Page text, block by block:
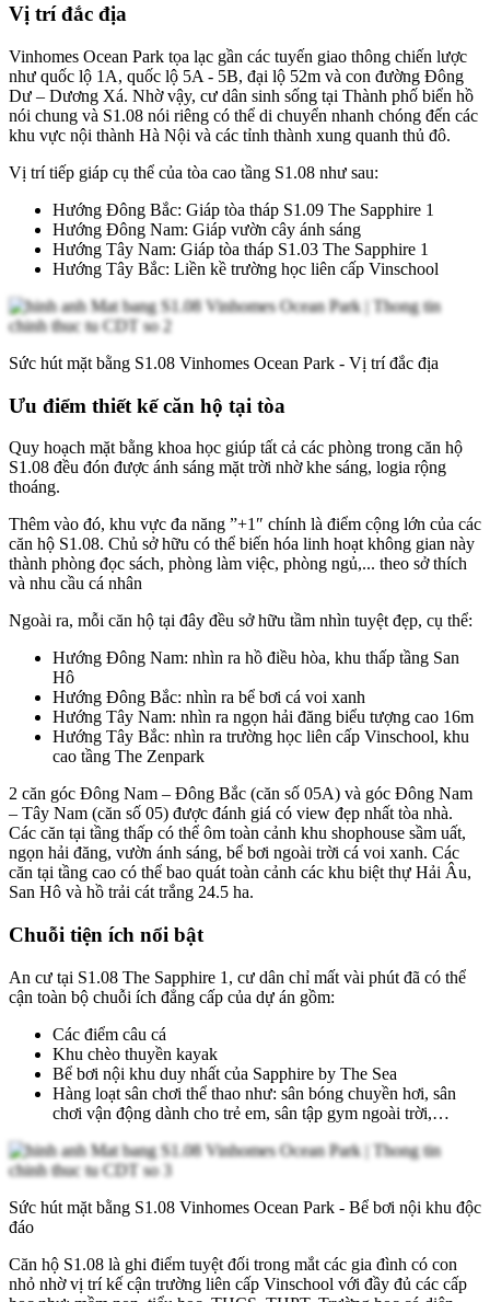
Vị trí đắc địa
Vinhomes Ocean Park tọa lạc gần các tuyến giao thông chiến lược
như quốc lộ 1A, quốc lộ 5A - 5B, đại lộ 52m và con đường Đông
Dư – Dương Xá. Nhờ vậy, cư dân sinh sống tại Thành phố biển hồ
nói chung và S1.08 nói riêng có thể di chuyển nhanh chóng đến các
khu vực nội thành Hà Nội và các tỉnh thành xung quanh thủ đô.
Vị trí tiếp giáp cụ thể của tòa cao tầng S1.08 như sau:
Hướng Đông Bắc: Giáp tòa tháp S1.09 The Sapphire 1
Hướng Đông Nam: Giáp vườn cây ánh sáng
Hướng Tây Nam: Giáp tòa tháp S1.03 The Sapphire 1
Hướng Tây Bắc: Liền kề trường học liên cấp Vinschool
Sức hút mặt bằng S1.08 Vinhomes Ocean Park - Vị trí đắc địa
Ưu điểm thiết kế căn hộ tại tòa
Quy hoạch mặt bằng khoa học giúp tất cả các phòng trong căn hộ
S1.08 đều đón được ánh sáng mặt trời nhờ khe sáng, logia rộng
thoáng.
Thêm vào đó, khu vực đa năng ”+1″ chính là điểm cộng lớn của các
căn hộ S1.08. Chủ sở hữu có thể biến hóa linh hoạt không gian này
thành phòng đọc sách, phòng làm việc, phòng ngủ,... theo sở thích
và nhu cầu cá nhân
Ngoài ra, mỗi căn hộ tại đây đều sở hữu tầm nhìn tuyệt đẹp, cụ thể:
Hướng Đông Nam: nhìn ra hồ điều hòa, khu thấp tầng San
Hô
Hướng Đông Bắc: nhìn ra bể bơi cá voi xanh
Hướng Tây Nam: nhìn ra ngọn hải đăng biểu tượng cao 16m
Hướng Tây Bắc: nhìn ra trường học liên cấp Vinschool, khu
cao tầng The Zenpark
2 căn góc Đông Nam – Đông Bắc (căn số 05A) và góc Đông Nam
– Tây Nam (căn số 05) được đánh giá có view đẹp nhất tòa nhà.
Các căn tại tầng thấp có thể ôm toàn cảnh khu shophouse sầm uất,
ngọn hải đăng, vườn ánh sáng, bể bơi ngoài trời cá voi xanh. Các
căn tại tầng cao có thể bao quát toàn cảnh các khu biệt thự Hải Âu,
San Hô và hồ trải cát trắng 24.5 ha.
Chuỗi tiện ích nổi bật
An cư tại S1.08 The Sapphire 1, cư dân chỉ mất vài phút đã có thể
cận toàn bộ chuỗi ích đẳng cấp của dự án gồm:
Các điểm câu cá
Khu chèo thuyền kayak
Bể bơi nội khu duy nhất của Sapphire by The Sea
Hàng loạt sân chơi thể thao như: sân bóng chuyền hơi, sân
chơi vận động dành cho trẻ em, sân tập gym ngoài trời,…
Sức hút mặt bằng S1.08 Vinhomes Ocean Park - Bể bơi nội khu độc
đáo
Căn hộ S1.08 là ghi điểm tuyệt đối trong mắt các gia đình có con
nhỏ nhờ vị trí kế cận trường liên cấp Vinschool với đầy đủ các cấp